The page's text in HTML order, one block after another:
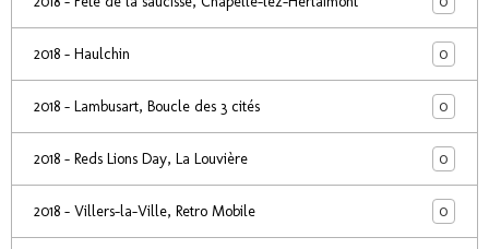
2018 - Haulchin 0
2018 - Lambusart, Boucle des 3 cités 0
2018 - Reds Lions Day, La Louvière 0
2018 - Villers-la-Ville, Retro Mobile 0